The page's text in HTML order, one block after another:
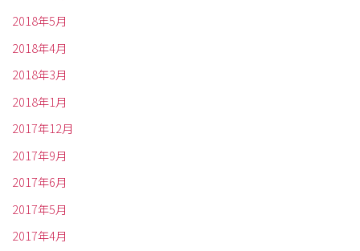
2018年5月
2018年4月
2018年3月
2018年1月
2017年12月
2017年9月
2017年6月
2017年5月
2017年4月